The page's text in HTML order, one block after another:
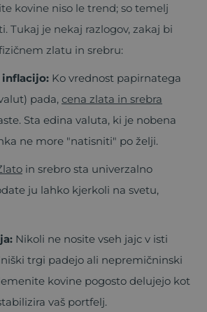
kovine niso le trend; so temelj
Tukaj je nekaj razlogov, zakaj bi
zlatu in srebru:
inflacijo: Ko vrednost papirnatega
pada, cena zlata in srebra
Sta edina valuta, ki je nobena
ne more "natisniti" po želji.
in srebro sta univerzalno
ju lahko kjerkoli na svetu,
Nikoli ne nosite vseh jajc v isti
trgi padejo ali nepremičninski
kovine pogosto delujejo kot
vaš portfelj.